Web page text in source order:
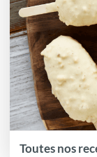
Toutes nos